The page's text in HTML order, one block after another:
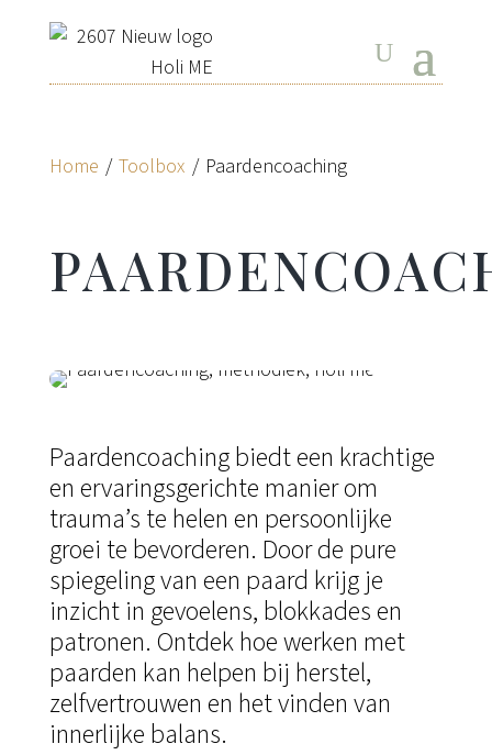
Home / Toolbox / Paardencoaching
Paardencoaching biedt een krachtige
en ervaringsgerichte manier om
trauma’s te helen en persoonlijke
groei te bevorderen. Door de pure
spiegeling van een paard krijg je
inzicht in gevoelens, blokkades en
patronen. Ontdek hoe werken met
paarden kan helpen bij herstel,
zelfvertrouwen en het vinden van
innerlijke balans.